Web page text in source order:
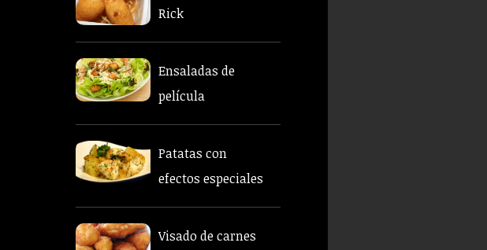
Rick
Ensaladas de
película
Patatas con
efectos especiales
Visado de carnes